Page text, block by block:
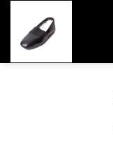
content